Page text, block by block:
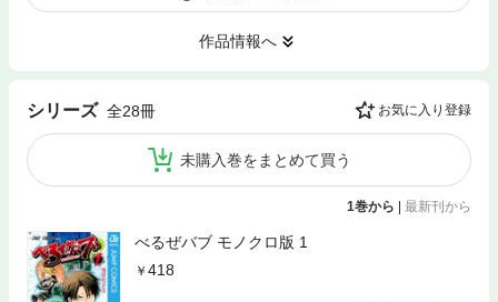
作品情報へ
シリーズ 全28冊 お気に入り登録
未購入巻をまとめて買う
1巻から 最新刊から
べるぜバブ モノクロ版 1
418